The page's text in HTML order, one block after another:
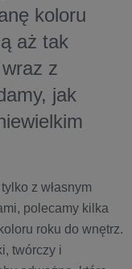
koloru
aż tak
z
jak
z własnym
polecamy kilka
roku do wnętrz.
twórczy i